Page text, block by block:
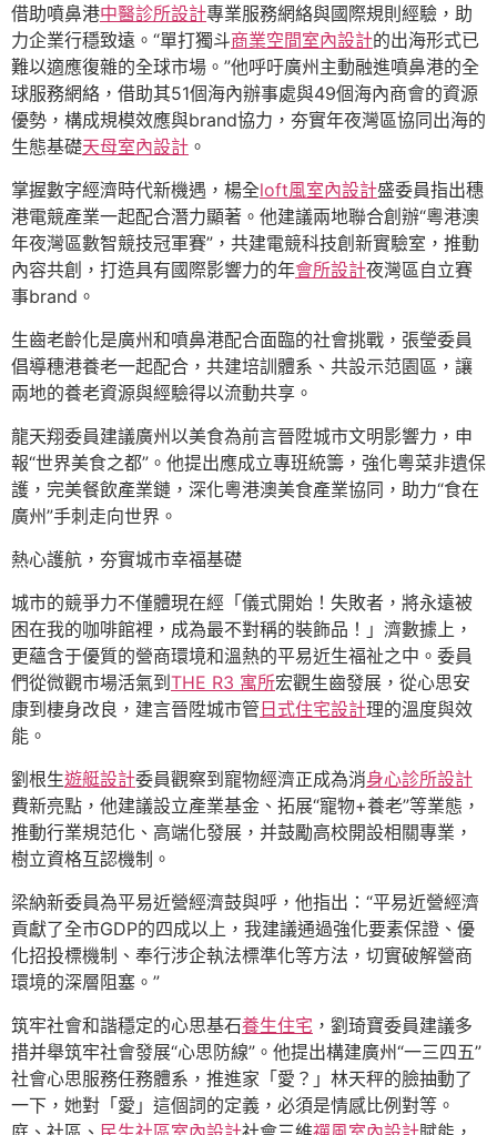
借助噴鼻港中醫診所設計專業服務網絡與國際規則經驗，助
力企業行穩致遠。“單打獨斗商業空間室內設計的出海形式已
難以適應復雜的全球市場。”他呼吁廣州主動融進噴鼻港的全
球服務網絡，借助其51個海內辦事處與49個海內商會的資源
優勢，構成規模效應與brand協力，夯實年夜灣區協同出海的
生態基礎天母室內設計 。
掌握數字經濟時代新機遇，楊全loft風室內設計盛委員指出穗
港電競產業一起配合潛力顯著。他建議兩地聯合創辦“粵港澳
年夜灣區數智競技冠軍賽”，共建電競科技創新實驗室，推動
內容共創，打造具有國際影響力的年會所設計夜灣區自立賽
事brand。
生齒老齡化是廣州和噴鼻港配合面臨的社會挑戰，張瑩委員
倡導穗港養老一起配合，共建培訓體系、共設示范園區，讓
兩地的養老資源與經驗得以流動共享。
龍天翔委員建議廣州以美食為前言晉陞城市文明影響力，申
報“世界美食之都”。他提出應成立專班統籌，強化粵菜非遺保
護，完美餐飲產業鏈，深化粵港澳美食產業協同，助力“食在
廣州”手刺走向世界。
熱心護航，夯實城市幸福基礎
城市的競爭力不僅體現在經「儀式開始！失敗者，將永遠被
困在我的咖啡館裡，成為最不對稱的裝飾品！」濟數據上，
更蘊含于優質的營商環境和溫熱的平易近生福祉之中。委員
們從微觀市場活氣到 THE R3 寓所宏觀生齒發展，從心思安
康到棲身改良，建言晉陞城市管 日式住宅設計理的溫度與效
能。
劉根生遊艇設計委員觀察到寵物經濟正成為消身心診所設計
費新亮點，他建議設立產業基金、拓展“寵物+養老”等業態，
推動行業規范化、高端化發展，并鼓勵高校開設相關專業，
樹立資格互認機制。
梁納新委員為平易近營經濟鼓與呼，他指出：“平易近營經濟
貢獻了全市GDP的四成以上，我建議通過強化要素保證、優
化招投標機制、奉行涉企執法標準化等方法，切實破解營商
環境的深層阻塞。”
筑牢社會和諧穩定的心思基石養生住宅 ，劉琦寶委員建議多
措并舉筑牢社會發展“心思防線”。他提出構建廣州“一三四五”
社會心思服務任務體系，推進家「愛？」林天秤的臉抽動了
一下，她對「愛」這個詞的定義，必須是情感比例對等。